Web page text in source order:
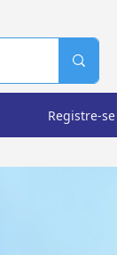
Registre-se